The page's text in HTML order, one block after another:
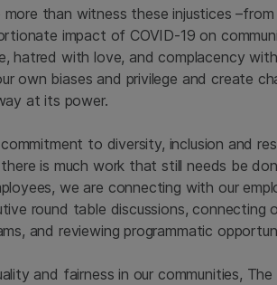
than witness these injustices
impact of COVID-19 on
hatred with love, and complacency
own biases and privilege and create
at its power.
commitment to diversity, inclusion and
is much work that still needs be
we are connecting with our
round table discussions, connecting
and reviewing programmatic
and fairness in our communities,